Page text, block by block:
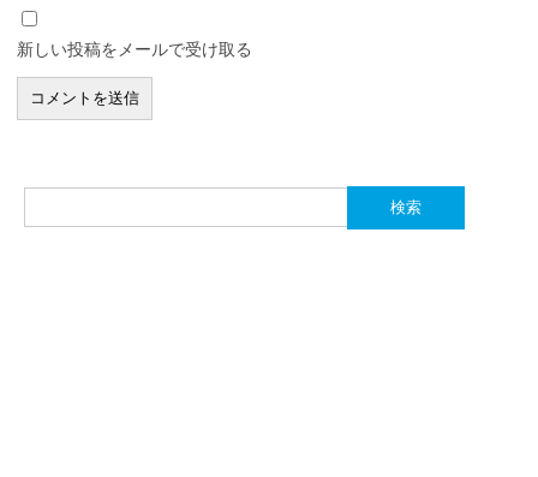
新しい投稿をメールで受け取る
索: